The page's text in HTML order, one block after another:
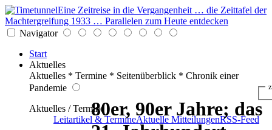
Eine Zeitreise in die Vergangenheit … die Zeittafel der
Machtergreifung 1933 … Parallelen zum Heute entdecken
Navigator
Start
Aktuelles
Aktuelles * Termine * Seitenüberblick * Chronik einer
Pandemie
Aktuelles / Termine
Leitartikel & TermineAktuelle MitteilungenRSS-Feed
80er, 90er Jahre; das